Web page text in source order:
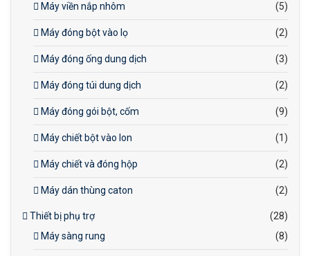
Máy viền nắp nhôm (5)
Máy đóng bột vào lọ (2)
Máy đóng ống dung dịch (3)
Máy đóng túi dung dịch (2)
Máy đóng gói bột, cốm (9)
Máy chiết bột vào lon (1)
Máy chiết và đóng hộp (2)
Máy dán thùng caton (2)
Thiết bị phụ trợ
(28)
Máy sàng rung
(8)